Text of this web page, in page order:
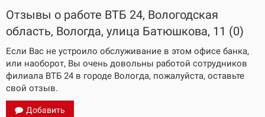
Отзывы о работе ВТБ 24, Вологодская
область, Вологда, улица Батюшкова, 11 (0)
Если Вас не устроило обслуживание в этом офисе банка,
или наоборот, Вы очень довольны работой сотрудников
филиала ВТБ 24 в городе Вологда, пожалуйста, оставьте
свой отзыв.
Добавить